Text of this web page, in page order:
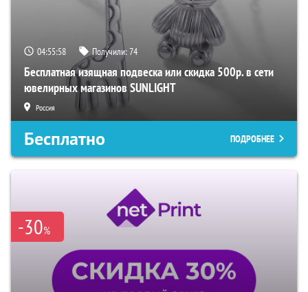
04:55:57 Получили:74
Бесплатная изящная подвеска или скидка 500р. в сети
ювелирных магазинов SUNLIGHT
Россия
Бесплатно ПОДРОБНЕЕ
-30%